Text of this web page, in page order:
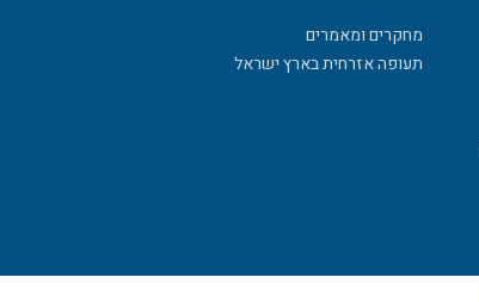
מחקרים ומאמרים
תעופה אזרחית בארץ ישראל